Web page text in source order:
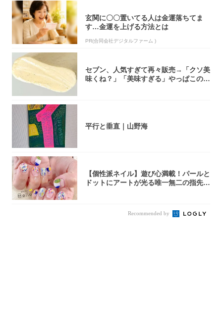
玄関に〇〇置いてる人は金運落ちてま
す…金運を上げる方法とは
PR(合同会社デジタルファーム )
セブン、人気すぎて再々販売→「クソ美
味くね？」「美味すぎる」やっぱこのク
平行と垂直｜山野海
【個性派ネイル】遊び心満載！パールと
ドットにアートが光る唯一無二の指先が
Recommended by